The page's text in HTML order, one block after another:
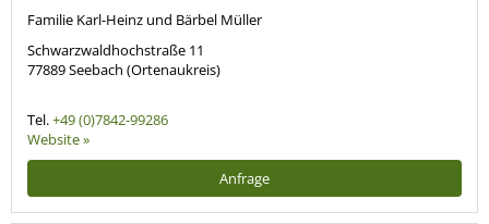
Familie Karl-Heinz und Bärbel Müller
Schwarzwaldhochstraße 11
77889Seebach (Ortenaukreis)
Tel.+49 (0)7842-99286
Website »
Anfrage